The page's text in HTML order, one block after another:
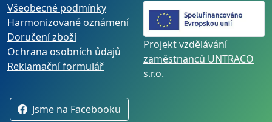
Všeobecné podmínky
Harmonizované oznámení
Doručení zboží
Ochrana osobních ůdajů
Reklamační formulář
Projekt vzdělávání
zaměstnanců UNTRACO
s.r.o.
Jsme na Facebooku